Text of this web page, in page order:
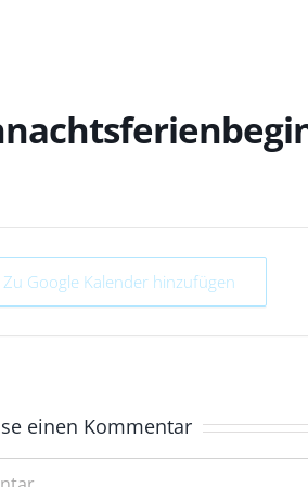
Zu Google Kalender hinzufügen
einen Kommentar